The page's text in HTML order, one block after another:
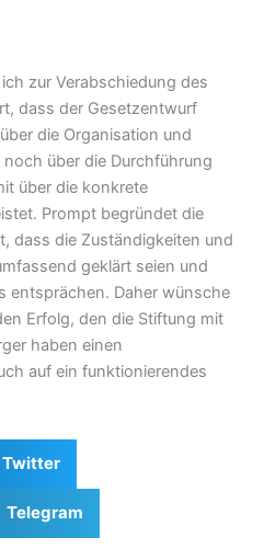
zur Verabschiedung des
dass der Gesetzentwurf
die Organisation und
über die Durchführung
über die konkrete
Prompt begründet die
dass die Zuständigkeiten und
geklärt seien und
entsprächen. Daher wünsche
Erfolg, den die Stiftung mit
haben einen
auf ein funktionierendes
Twitter
Telegram